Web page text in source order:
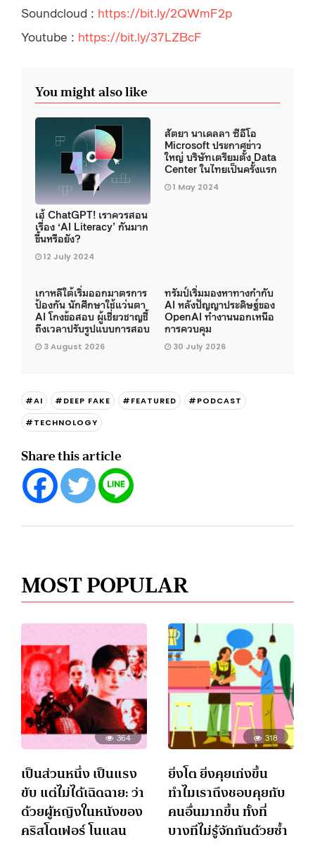
Soundcloud : https://bit.ly/2QWmF2p
Youtube : https://bit.ly/37LZBcF
You might also like
เฮ้ ChatGPT! เราควรสอน
เรื่อง ‘AI Literacy’ กันมาก
ขึ้นหรือยัง?
12 July 2024
สัตยา นาเดลลา ซีอีโอ
Microsoft ประกาศข่าว
ใหญ่ บริษัทเตรียมตั้ง Data
Center ในไทยเป็นครั้งแรก
1 May 2024
เกาหลีใต้เริ่มออกมาตรการ
ป้องกัน นักศึกษาใช้แว่นตา
AI โกงข้อสอบ ผู้เชี่ยวชาญชี้
ถึงเวลาปรับรูปแบบการสอบ
3 August 2026
ทรัมป์เริ่มมองหาทางกำกับ
AI หลังปัญญาประดิษฐ์ของ
OpenAI ทำงานนอกเหนือ
การควบคุม
30 July 2026
#AI #DEEP FAKE #FEATURED
#PODCAST
#TECHNOLOGY
Share this article
MOST POPULAR
364
เป็นส่วนหนึ่ง เป็นแรง
ขับ แต่ไม่ได้เฉิดฉาย: ว่า
ด้วยผู้หญิงในหนังของ
คริสโตเฟอร์ โนแลน
318
ยิ่งโต ยิ่งคุยเก่งขึ้น
ทำไมเราถึงชอบคุยกับ
คนอื่นมากขึ้น ทั้งที่
บางทีไม่รู้จักกันด้วยซ้ำ